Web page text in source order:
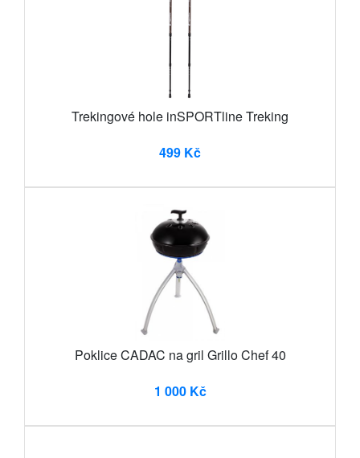
Trekingové hole inSPORTline Treking
499 Kč
Poklice CADAC na gril Grillo Chef 40
1 000 Kč